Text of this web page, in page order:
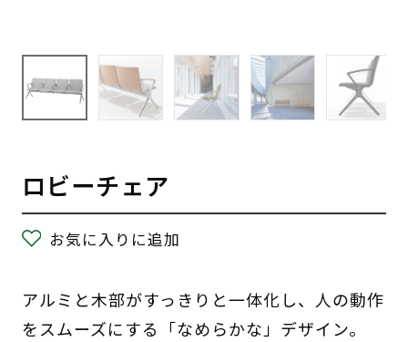
ロビーチェア
お気に入りに追加
アルミと木部がすっきりと一体化し、人の動作
をスムーズにする「なめらかな」デザイン。